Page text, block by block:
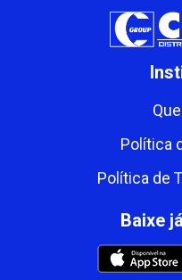
Política
Política de
Baixe